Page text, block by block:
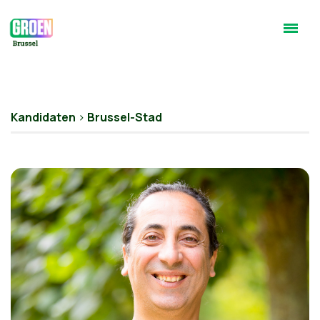
Kandidaten > Brussel-Stad